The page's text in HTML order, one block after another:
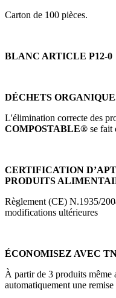
Carton de 100 pièces.
BLANC ARTICLE P12-0
DÉCHETS
L'élimination correcte des
COMPOSTABLE® se fait
CERTIFICATION
PRODUITS
Règlement (CE) N.1935/
modifications ultérieures
ÉCONOMISEZ AVEC
À partir de 3 produits même
automatiquement une remise